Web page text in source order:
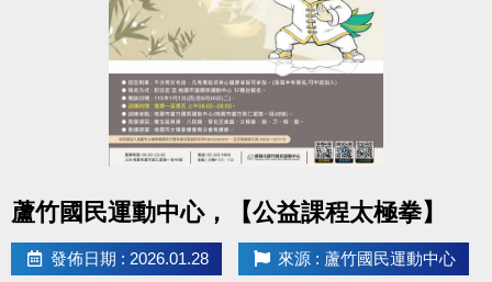
蘆竹國民運動中心，【公益課程太極拳】
發佈日期 : 2026.01.28 來源 : 蘆竹國民運動中心